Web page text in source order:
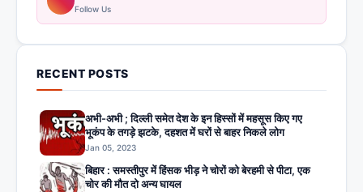
Follow Us
RECENT POSTS
अभी-अभी ; दिल्ली समेत देश के इन हिस्सों में महसूस किए गए
भूकंप के तगड़े झटके, दहशत में घरों से बाहर निकले लोग
Jan 05, 2023
बिहार : समस्तीपुर में हिंसक भीड़ ने चोरों को बेरहमी से पीटा, एक
चोर की मौत दो अन्य घायल